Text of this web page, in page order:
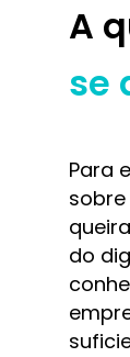
A
se
Para
do